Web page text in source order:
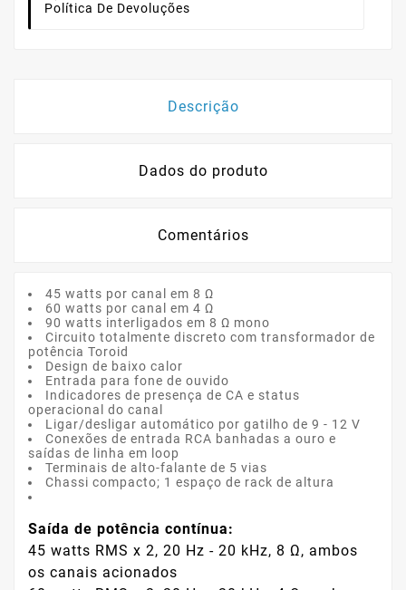
Política De Devoluções
Descrição
Dados do produto
Comentários
45 watts por canal em 8 Ω
60 watts por canal em 4 Ω
90 watts interligados em 8 Ω mono
Circuito totalmente discreto com transformador de
potência Toroid
Design de baixo calor
Entrada para fone de ouvido
Indicadores de presença de CA e status
operacional do canal
Ligar/desligar automático por gatilho de 9 - 12 V
Conexões de entrada RCA banhadas a ouro e
saídas de linha em loop
Terminais de alto-falante de 5 vias
Chassi compacto; 1 espaço de rack de altura
Saída de potência contínua:
45 watts RMS x 2, 20 Hz - 20 kHz, 8 Ω, ambos
os canais acionados